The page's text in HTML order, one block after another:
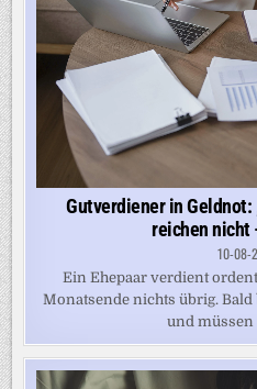
Gutverdiener in Geldnot:
reichen nicht
10-08-
Ein Ehepaar verdient
Monatsende nichts übrig.
und müssen